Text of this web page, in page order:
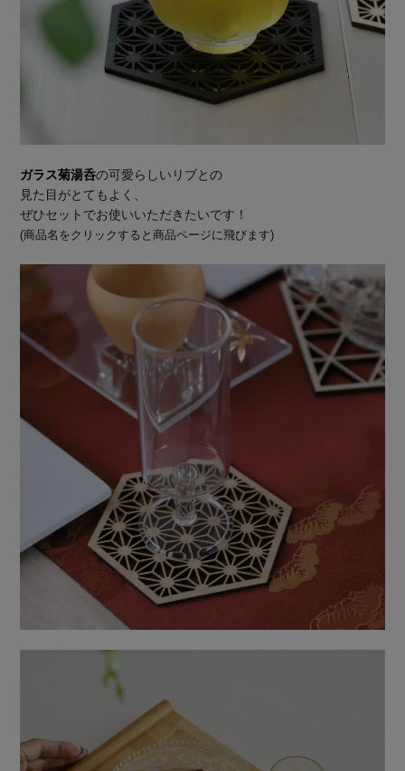
ガラス菊湯呑の可愛らしいリブとの
見た目がとてもよく、
ぜひセットでお使いいただきたいです！
(商品名をクリックすると商品ページに飛びます)